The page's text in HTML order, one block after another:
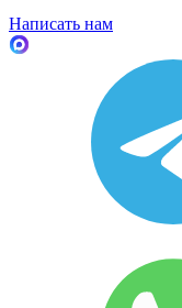
Написать нам